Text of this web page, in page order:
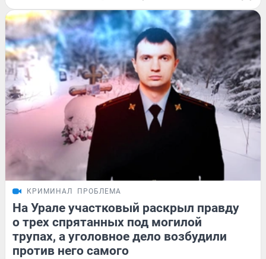
КРИМИНАЛ ПРОБЛЕМА
На Урале участковый раскрыл правду
о трех спрятанных под могилой
трупах, а уголовное дело возбудили
против него самого